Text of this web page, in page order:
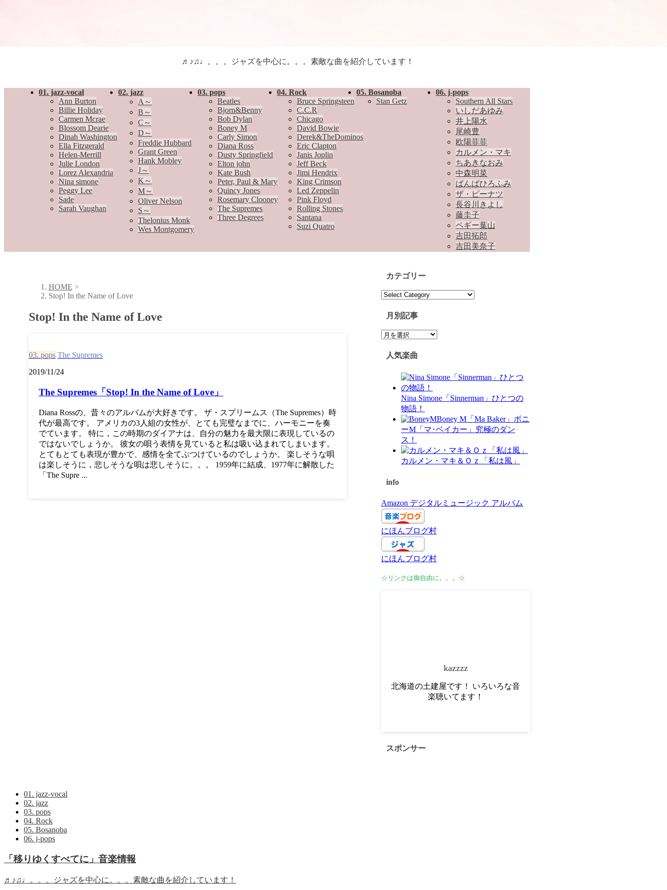
♬♪♫♩。。。ジャズを中心に。。。素敵な曲を紹介しています！
01. jazz-vocal
Ann Burton
Billie Holiday
Carmen Mcrae
Blossom Dearie
Dinah Washington
Ella Fitzgerald
Helen-Merrill
Julie London
Lorez Alexandria
Nina simone
Peggy Lee
Sade
Sarah Vaughan
02. jazz
A～
B～
C～
D～
Freddie Hubbard
Grant Green
Hank Mobley
J～
K～
M～
Oliver Nelson
S～
Thelonius Monk
Wes Montgomery
03. pops
Beatles
Bjorn&Benny
Bob Dylan
Boney M
Carly Simon
Diana Ross
Dusty Springfield
Elton john
Kate Bush
Peter, Paul & Mary
Quincy Jones
Rosemary Clooney
The Supremes
Three Degrees
04. Rock
Bruce Springsteen
C.C.R
Chicago
David Bowie
Derek&TheDominos
Eric Clapton
Janis Joplin
Jeff Beck
Jimi Hendrix
King Crimson
Led Zeppelin
Pink Floyd
Rolling Stones
Santana
Suzi Quatro
05. Bosanoba
Stan Getz
06. j-pops
Southern All Stars
いしだあゆみ
井上陽水
尾崎豊
欧陽菲菲
カルメン・マキ
ちあきなおみ
中森明菜
ばんばひろふみ
ザ・ピーナツ
長谷川きよし
藤圭子
ペギー葉山
吉田拓郎
吉田美奈子
HOME >
Stop! In the Name of Love
Stop! In the Name of Love
03. pops The Supremes
2019/11/24
The Supremes「Stop! In the Name of Love」
Diana Rossの、昔々のアルバムが大好きです。 ザ・スプリームス（The Supremes）時
代が最高です。 アメリカの3人組の女性が、とても完璧なまでに、ハーモニーを奏
でています。 特に，この時期のダイアナは、自分の魅力を最大限に表現しているの
ではないでしょうか。 彼女の唄う表情を見ていると私は吸い込まれてしまいます。
とてもとても表現が豊かで、感情を全てぶつけているのでしょうか。 楽しそうな唄
は楽しそうに，悲しそうな唄は悲しそうに。。。 1959年に結成、1977年に解散した
「The Supre ...
カテゴリー
カ
ゴ
ー
月別記事
月
記人気楽曲
Nina Simone「Sinnerman」ひとつの
物語！
Boney M「Ma Baker」ボニ
ーM「マ･ベイカー」究極のダン
ス！
カルメン・マキ＆Ｏｚ「私は風」
info
Amazon デジタルミュージック アルバム
にほんブログ村
にほんブログ村
☆リンクは御自由に。。。☆
kazzzz
北海道の土建屋です！ いろいろな音
楽聴いてます！
スポンサー
01. jazz-vocal
02. jazz
03. pops
04. Rock
05. Bosanoba
06. j-pops
「移りゆくすべてに」音楽情報
♬♪♫♩。。。ジャズを中心に。。。素敵な曲を紹介しています！